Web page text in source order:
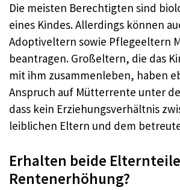
Die meisten Berechtigten sind
eines Kindes. Allerdings können
Adoptiveltern sowie Pflegeeltern
beantragen. Großeltern, die das
mit ihm zusammenleben, haben
Anspruch auf Mütterrente unter
dass kein Erziehungsverhältnis
leiblichen Eltern und dem
Erhalten beide
Rentenerhöhung?